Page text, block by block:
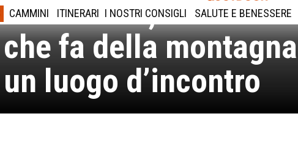
CAMMINI ITINERARI I NOSTRI CONSIGLI SALUTE E BENESSERE
Orme 2026, il festival
che fa della montagna
un luogo d’incontro